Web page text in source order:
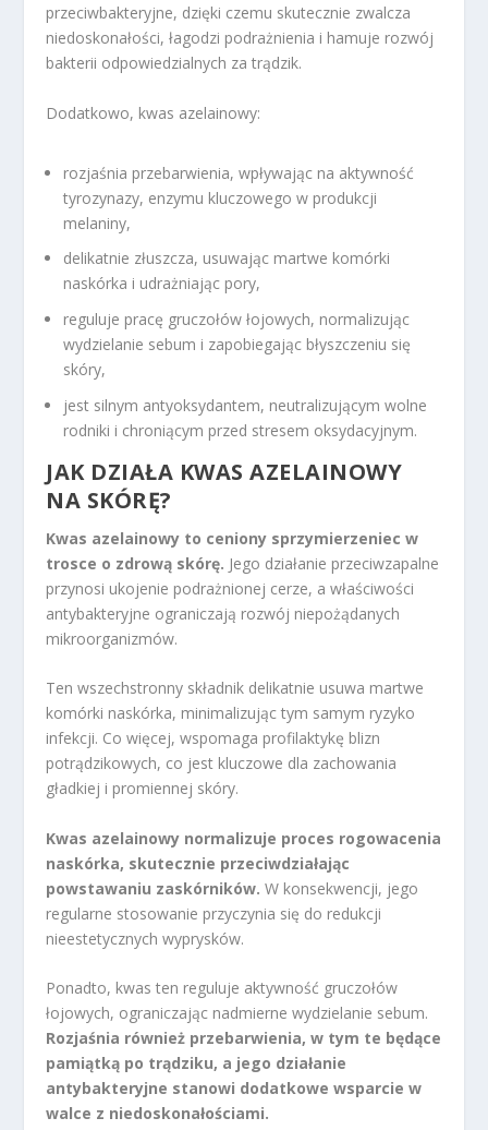
przeciwbakteryjne, dzięki czemu skutecznie zwalcza
niedoskonałości, łagodzi podrażnienia i hamuje rozwój
bakterii odpowiedzialnych za trądzik.
Dodatkowo, kwas azelainowy:
rozjaśnia przebarwienia, wpływając na aktywność
tyrozynazy, enzymu kluczowego w produkcji
melaniny,
delikatnie złuszcza, usuwając martwe komórki
naskórka i udrażniając pory,
reguluje pracę gruczołów łojowych, normalizując
wydzielanie sebum i zapobiegając błyszczeniu się
skóry,
jest silnym antyoksydantem, neutralizującym wolne
rodniki i chroniącym przed stresem oksydacyjnym.
JAK DZIAŁA KWAS AZELAINOWY
NA SKÓRĘ?
Kwas azelainowy to ceniony sprzymierzeniec w
trosce o zdrową skórę. Jego działanie przeciwzapalne
przynosi ukojenie podrażnionej cerze, a właściwości
antybakteryjne ograniczają rozwój niepożądanych
mikroorganizmów.
Ten wszechstronny składnik delikatnie usuwa martwe
komórki naskórka, minimalizując tym samym ryzyko
infekcji. Co więcej, wspomaga profilaktykę blizn
potrądzikowych, co jest kluczowe dla zachowania
gładkiej i promiennej skóry.
Kwas azelainowy normalizuje proces rogowacenia
naskórka, skutecznie przeciwdziałając
powstawaniu zaskórników. W konsekwencji, jego
regularne stosowanie przyczynia się do redukcji
nieestetycznych wyprysków.
Ponadto, kwas ten reguluje aktywność gruczołów
łojowych, ograniczając nadmierne wydzielanie sebum.
Rozjaśnia również przebarwienia, w tym te będące
pamiątką po trądziku, a jego działanie
antybakteryjne stanowi dodatkowe wsparcie w
walce z niedoskonałościami.